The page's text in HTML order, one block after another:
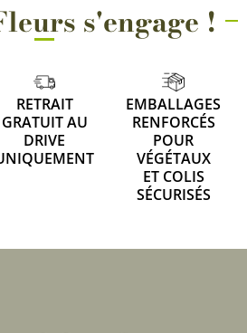
s'engage !
RETRAIT
GRATUIT AU
DRIVE
EMBALLAGES
RENFORCÉS
POUR
VÉGÉTAUX
ET COLIS
SÉCURISÉS